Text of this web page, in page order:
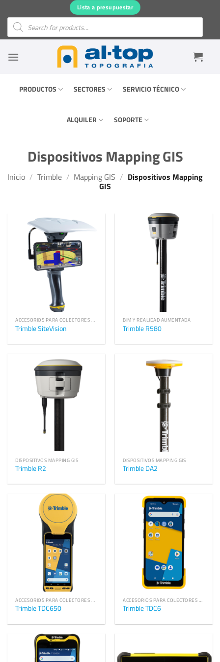
contenido
Lista a presupuestar
Búsqueda
productos
PRODUCTOS SECTORES SERVICIO TÉCNICO
ALQUILER SOPORTE
Dispositivos Mapping GIS
Inicio / Trimble / Mapping GIS / Dispositivos Mapping
GIS
ACCESORIOS PARA COLECTORES DE DATOS TRIMBLE
Trimble SiteVision
BIM Y REALIDAD AUMENTADA
Trimble R580
DISPOSITIVOS MAPPING GIS
Trimble R2
DISPOSITIVOS MAPPING GIS
Trimble DA2
ACCESORIOS PARA COLECTORES DE DATOS TRIMBLE
Trimble TDC650
ACCESORIOS PARA COLECTORES DE DATOS TRIMBLE
Trimble TDC6